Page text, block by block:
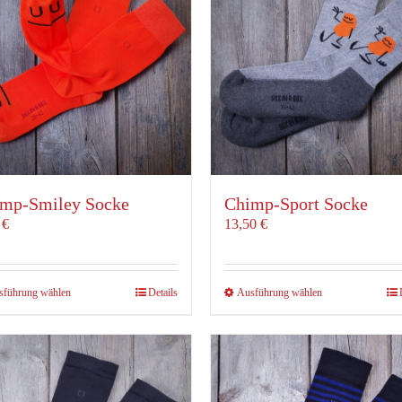
Smiley Socke
€
wählenDieses
weist
mehrere
Varianten
auf.
Details
Chimp-Sport Socke
13,50 €
Ausführung wählenDieses
weist
mehrere
Varianten
auf.